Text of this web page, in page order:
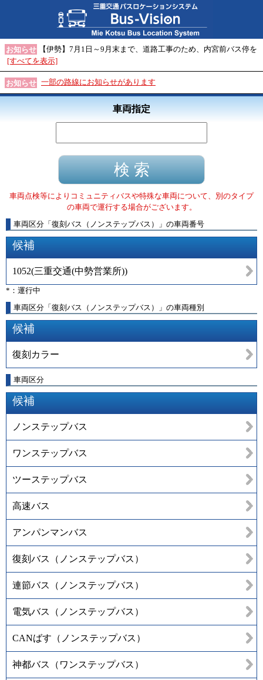
お知らせ
【伊勢】7月1日～9月末まで、道路工事のため、内宮前バス停を
[すべてを表示]
お知らせ 一部の路線にお知らせがあります
車両指定
車両点検等によりコミュニティバスや特殊な車両について、別のタイプ
の車両で運行する場合がございます。
車両区分 「 復刻バス（ノンステップバス） 」 の車両番号
候補
1052(三重交通(中勢営業所))
*：運行中
車両区分「復刻バス（ノンステップバス）」の車両種別
候補
復刻カラー
車両区分
候補
ノンステップバス
ワンステップバス
ツーステップバス
高速バス
アンパンマンバス
復刻バス（ノンステップバス）
連節バス（ノンステップバス）
電気バス（ノンステップバス）
CANばす（ノンステップバス）
神都バス（ワンステップバス）